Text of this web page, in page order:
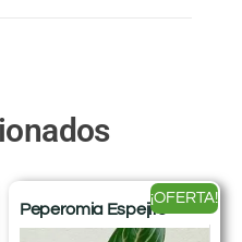
Peperomia Espejito
¡OFERTA!